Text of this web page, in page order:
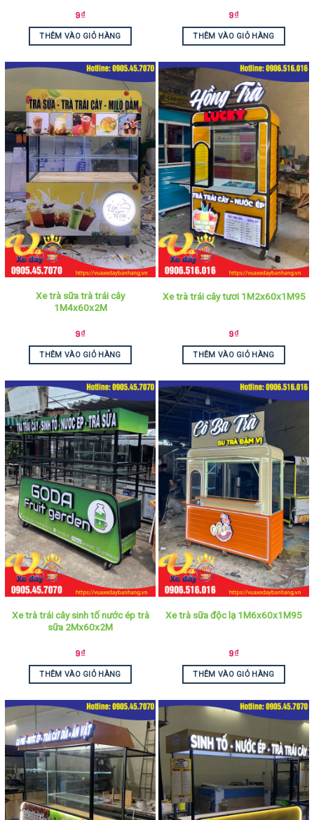
9₫
THÊM VÀO GIỎ HÀNG
9₫
THÊM VÀO GIỎ HÀNG
Xe trà sữa trà trái cây
1M4x60x2M
9₫
THÊM VÀO GIỎ HÀNG
Xe trà trái cây tươi 1M2x60x1M95
9₫
THÊM VÀO GIỎ HÀNG
Xe trà trái cây sinh tố nước ép trà
sữa 2Mx60x2M
9₫
THÊM VÀO GIỎ HÀNG
Xe trà sữa độc lạ 1M6x60x1M95
9₫
THÊM VÀO GIỎ HÀNG